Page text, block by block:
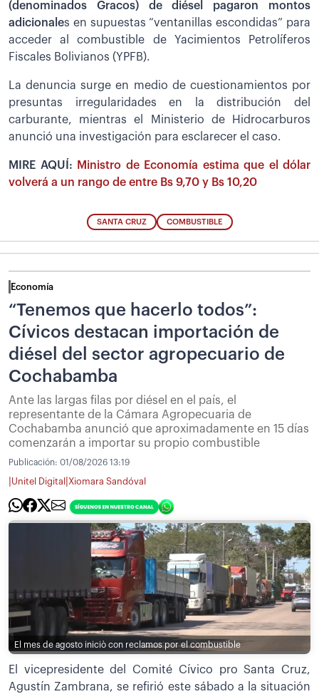
(denominados Gracos) de diésel pagaron montos
adicionales en supuestas “ventanillas escondidas” para
acceder al combustible de Yacimientos Petrolíferos
Fiscales Bolivianos (YPFB).
La denuncia surge en medio de cuestionamientos por
presuntas irregularidades en la distribución del
carburante, mientras el Ministerio de Hidrocarburos
anunció una investigación para esclarecer el caso.
MIRE AQUÍ:
Ministro de Economía estima que el dólar
volverá a un rango de entre Bs 9,70 y Bs 10,20
SANTA CRUZ COMBUSTIBLE
Economía
“Tenemos que hacerlo todos”:
Cívicos destacan importación de
diésel del sector agropecuario de
Cochabamba
Ante las largas filas por diésel en el país, el
representante de la Cámara Agropecuaria de
Cochabamba anunció que aproximadamente en 15 días
comenzarán a importar su propio combustible
Publicación: 01/08/2026 13:19
Unitel Digital Xiomara Sandóval
El mes de agosto iniciò con reclamos por el combustible
El vicepresidente del Comité Cívico pro Santa Cruz,
Agustín Zambrana, se refirió este sábado a la situación